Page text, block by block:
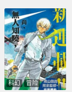
科幻 冒险